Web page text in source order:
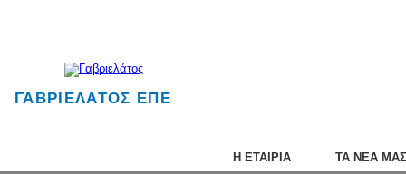
ΓΑΒΡΙΕΛΑΤΟΣ ΕΠΕ
Η ΕΤΑΙΡΙΑ ΤΑ ΝΕΑ ΜΑΣ